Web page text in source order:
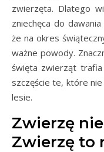
zwierzęta. Dlatego
zniechęca do
że na okres
ważne powody.
święta zwierząt trafia
szczęście te, które
lesie.
Zwierzę
Zwierzę to